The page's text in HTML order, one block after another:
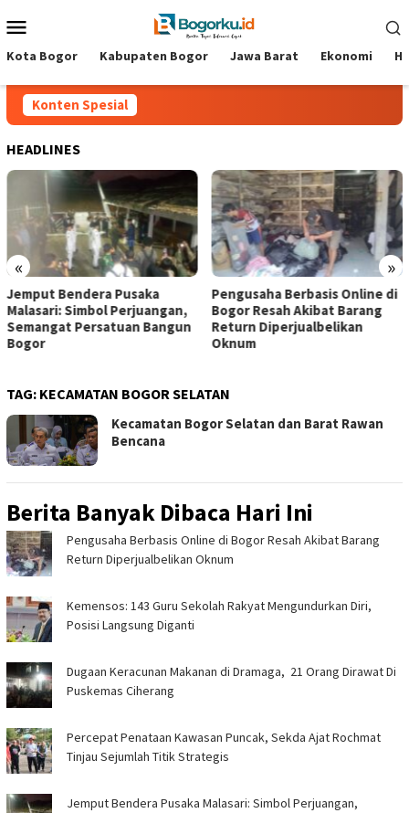
ke
Mobile
Kota Bogor Kabupaten Bogor Jawa Barat Ekonomi
Konten Spesial
HEADLINES
« »
Jemput Bendera Pusaka
Malasari: Simbol Perjuangan,
Semangat Persatuan Bangun
Bogor
Pengusaha Berbasis Online di
Bogor Resah Akibat Barang
Return Diperjualbelikan
Oknum
TAG: KECAMATAN BOGOR SELATAN
Kecamatan Bogor Selatan dan Barat Rawan
Bencana
Berita Banyak Dibaca Hari Ini
Pengusaha Berbasis Online di Bogor Resah Akibat Barang
Return Diperjualbelikan Oknum
Kemensos: 143 Guru Sekolah Rakyat Mengundurkan Diri,
Posisi Langsung Diganti
‎Dugaan Keracunan Makanan di Dramaga, 21 Orang Dirawat Di
Puskemas Ciherang ‎
‎Percepat Penataan Kawasan Puncak, Sekda Ajat Rochmat
Tinjau Sejumlah Titik Strategis ‎
Jemput Bendera Pusaka Malasari: Simbol Perjuangan,